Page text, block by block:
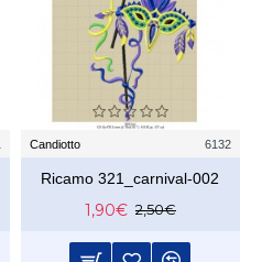
Candiotto 6132
Ricamo 321_carnival-002
1,90€ 2,50€